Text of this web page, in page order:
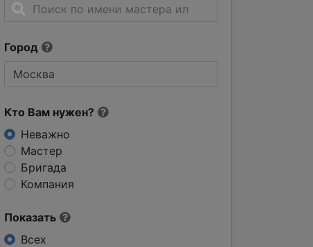
Город
Кто Вам нужен?
Неважно
Мастер
Бригада
Компания
Показать
Всех